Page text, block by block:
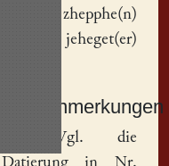
de(n) zhepphe(n)
und jeheget(er)
Sachanmerkungen
] Vgl. die
Datierung in Nr.